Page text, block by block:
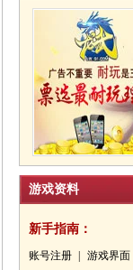
游戏资料
新手指南：
账号注册 游戏界面